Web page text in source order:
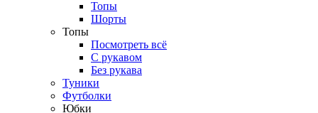
Топы
Шорты
Топы
Посмотреть всё
C рукавом
Без рукава
Туники
Футболки
Юбки